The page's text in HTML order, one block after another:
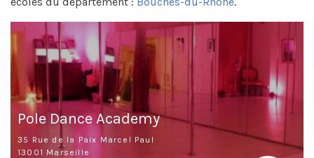
Pole Dance Academy
35 Rue de la Paix Marcel Paul
13001 Marseille